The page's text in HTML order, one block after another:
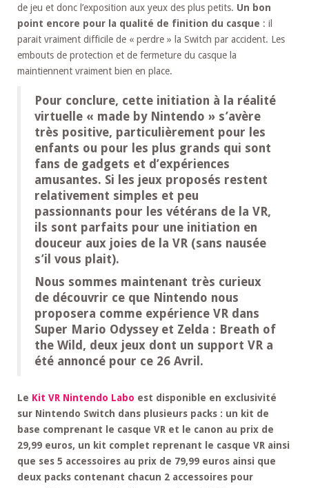
de jeu et donc l’exposition aux yeux des plus petits. Un bon
point encore pour la qualité de finition du casque : il
parait vraiment difficile de « perdre » la Switch par accident. Les
embouts de protection et de fermeture du casque la
maintiennent vraiment bien en place.
Pour conclure, cette initiation à la réalité
virtuelle « made by Nintendo » s’avère
très positive, particulièrement pour les
enfants ou pour les plus grands qui sont
fans de gadgets et d’expériences
amusantes. Si les jeux proposés restent
relativement simples et peu
passionnants pour les vétérans de la VR,
ils sont parfaits pour une initiation en
douceur aux joies de la VR (sans nausée
s’il vous plait).
Nous sommes maintenant très curieux
de découvrir ce que Nintendo nous
proposera comme expérience VR dans
Super Mario Odyssey et Zelda : Breath of
the Wild, deux jeux dont un support VR a
été annoncé pour ce 26 Avril.
Le Kit VR Nintendo Labo est disponible en exclusivité
sur Nintendo Switch dans plusieurs packs : un kit de
base comprenant le casque VR et le canon au prix de
29,99 euros, un kit complet reprenant le casque VR ainsi
que ses 5 accessoires au prix de 79,99 euros ainsi que
deux packs contenant chacun 2 accessoires pour